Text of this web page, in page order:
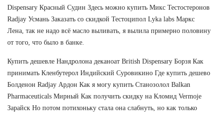
Dispensary Красный Судин Здесь можно купить Микс Тестостеронов
Radjay Усмань Заказать со скидкой Тестоципол Lyka labs Маркс
Лена, так не надо всё масло выливать, я вылила примерно половину
от того, что было в банке.
Купить дешевле Нандролона деканоат British Dispensary Борзя Как
принимать Кленбутерол Индийский Суровикино Где купить дешево
Болденон Radjay Ардон Как я могу купить Станозолол Balkan
Pharmaceuticals Мирный Как получить скидку на Кломид Vermoje
Зарайск Но потом потихоньку стала она слабнуть, но как только